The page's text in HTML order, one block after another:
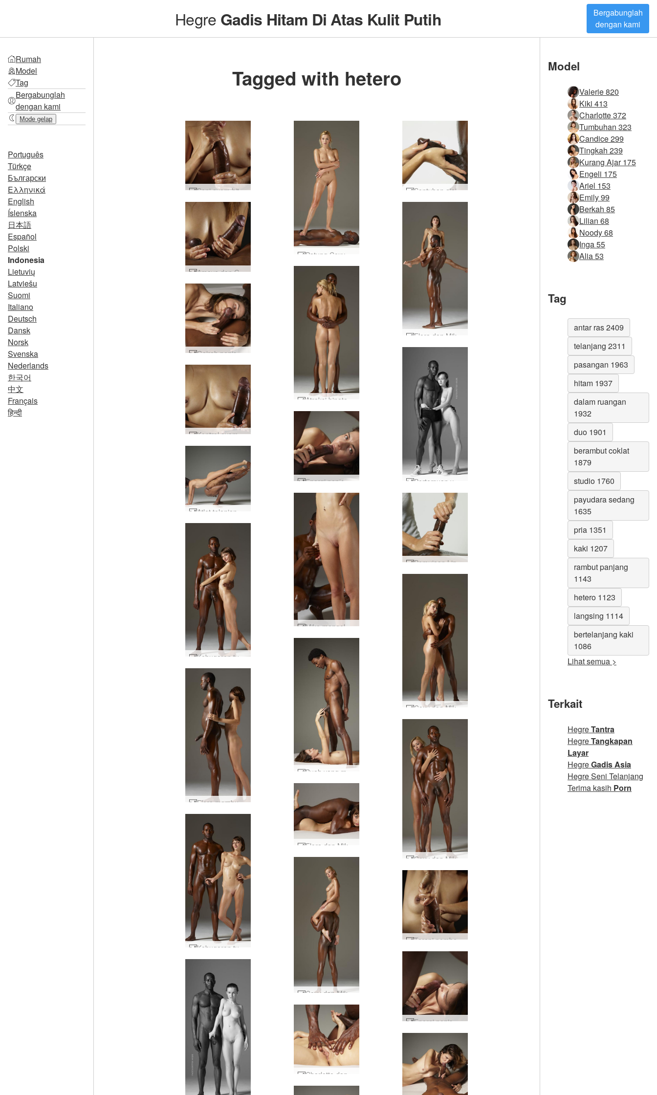
Hegre Gadis Hitam Di Atas Kulit Putih
Bergabunglah
dengan kami
Rumah
Model
Tag
Bergabunglah
dengan kami
Mode gelap
Português
Türkçe
Български
Ελληνικά
English
Íslenska
日本語
Español
Polski
Indonesia
Lietuvių
Latviešu
Suomi
Italiano
Deutsch
Dansk
Norsk
Svenska
Nederlands
한국어
中文
Français
हिन्दी
Tagged with hetero
Seni ayam hitam besar Amaya dan Goro #32 Sentuhan ajaib #36
Amaya dan Goro ayam dan payudara #41
Gairah penis Charlotte dan Goro #8
Kontrol ayam Amaya dan Goro #9
Energi penis besar Charlotte dan Goro #2
Mike mengolesi Flora #24
Pemujaan Lingam #33
Coxy dan Mike saling berhadapan #67
Flora membuat krim Mike part1 #30
Coxy dan Mike Adam dan Hawa #54
Coxy dan Mike saling berhadapan #50
Terapi pembesaran penis Amaya dan Goro #33
Energi penis besar Charlotte dan Goro #37
Model
Valerie 820
Kiki 413
Charlotte 372
Tumbuhan 323
Candice 299
Tingkah 239
Kurang Ajar 175
Engeli 175
Ariel 153
Emily 99
Berkah 85
Lilian 68
Noody 68
Inga 55
Alia 53
Tag
antar ras 2409
telanjang 2311
pasangan 1963
hitam 1937
dalam ruangan
1932
duo 1901
berambut coklat
1879
studio 1760
payudara sedang
1635
pria 1351
kaki 1207
rambut panjang
1143
hetero 1123
langsing 1114
bertelanjang kaki
1086
Lihat semua >
Terkait
HegreTantra
HegreTangkapan
Layar
HegreGadis Asia
Hegre Seni Telanjang
Terima kasih Porn